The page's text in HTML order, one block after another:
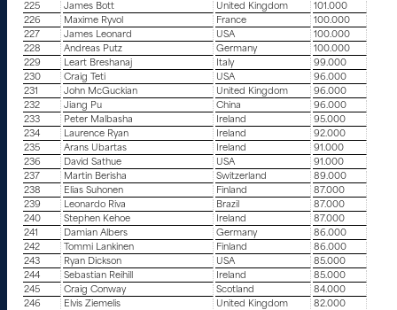
225
James Bott United Kingdom
101.000
226
Maxime Ryvol France
100.000
227
James Leonard USA
100.000
228
Andreas Putz Germany
100.000
229
Leart Breshanaj Italy
99.000
230
Craig Teti USA
96.000
231
John McGuckian United Kingdom
96.000
232
Jiang Pu China
96.000
233
Peter Malbasha Ireland
95.000
234
Laurence Ryan Ireland
92.000
235
Arans Ubartas Ireland
91.000
236
David Sathue USA
91.000
237
Martin Berisha Switzerland
89.000
238
Elias Suhonen Finland
87.000
239
Leonardo Riva Brazil
87.000
240
Stephen Kehoe Ireland
87.000
241
Damian Albers Germany
86.000
242
Tommi Lankinen Finland
86.000
243
Ryan Dickson USA
85.000
244
Sebastian Reihill Ireland
85.000
245
Craig Conway Scotland
84.000
246
Elvis Ziemelis United Kingdom
82.000